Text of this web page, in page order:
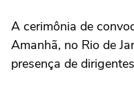
A cerimônia de
Amanhã, no Rio de
presença de